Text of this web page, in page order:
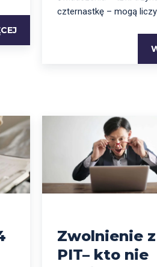
czternastkę – mogą
Zwolnienie z
PIT– kto nie